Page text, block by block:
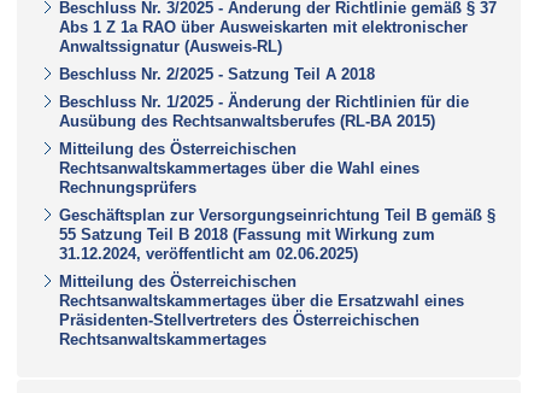
Beschluss Nr. 3/2025 - Änderung der Richtlinie gemäß § 37
Abs 1 Z 1a RAO über Ausweiskarten mit elektronischer
Anwaltssignatur (Ausweis-RL)
Beschluss Nr. 2/2025 - Satzung Teil A 2018
Beschluss Nr. 1/2025 - Änderung der Richtlinien für die
Ausübung des Rechtsanwaltsberufes (RL-BA 2015)
Mitteilung des Österreichischen
Rechtsanwaltskammertages über die Wahl eines
Rechnungsprüfers
Geschäftsplan zur Versorgungseinrichtung Teil B gemäß §
55 Satzung Teil B 2018 (Fassung mit Wirkung zum
31.12.2024, veröffentlicht am 02.06.2025)
Mitteilung des Österreichischen
Rechtsanwaltskammertages über die Ersatzwahl eines
Präsidenten-Stellvertreters des Österreichischen
Rechtsanwaltskammertages